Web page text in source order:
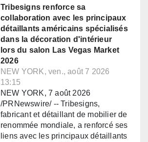
Tribesigns renforce sa
collaboration avec les principaux
détaillants américains spécialisés
dans la décoration d'intérieur
lors du salon Las Vegas Market
2026
NEW YORK, ven., août 7 2026
13:15
NEW YORK, 7 août 2026
/PRNewswire/ -- Tribesigns,
fabricant et détaillant de mobilier de
renommée mondiale, a renforcé ses
liens avec les principaux détaillants